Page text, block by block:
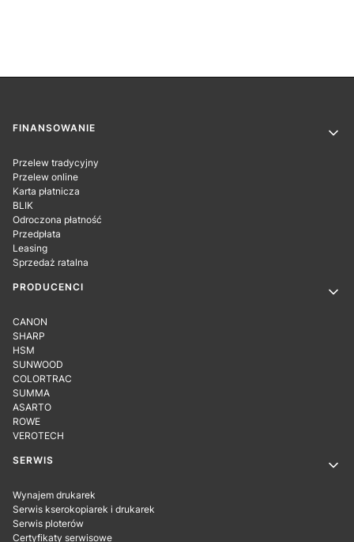
Linki w stopce
FINANSOWANIE
Przelew tradycyjny
Przelew online
Karta płatnicza
BLIK
Odroczona płatność
Przedpłata
Leasing
Sprzedaż ratalna
PRODUCENCI
CANON
SHARP
HSM
SUNWOOD
COLORTRAC
SUMMA
ASARTO
ROWE
VEROTECH
SERWIS
Wynajem drukarek
Serwis kserokopiarek i drukarek
Serwis ploterów
Certyfikaty serwisowe